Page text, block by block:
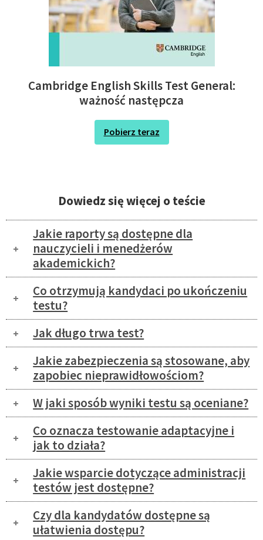
Cambridge English Skills Test General:
ważność następcza
Pobierz teraz
Dowiedz się więcej o teście
Jakie raporty są dostępne dla
nauczycieli i menedżerów
akademickich?
Co otrzymują kandydaci po ukończeniu
testu?
Jak długo trwa test?
Jakie zabezpieczenia są stosowane, aby
zapobiec nieprawidłowościom?
W jaki sposób wyniki testu są oceniane?
Co oznacza testowanie adaptacyjne i
jak to działa?
Jakie wsparcie dotyczące administracji
testów jest dostępne?
Czy dla kandydatów dostępne są
ułatwienia dostępu?